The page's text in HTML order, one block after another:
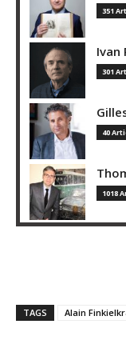
351
Ivan
301
40
1018
TAGS Alain